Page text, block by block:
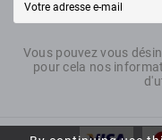
Vous pouvez vous
pour cela nos